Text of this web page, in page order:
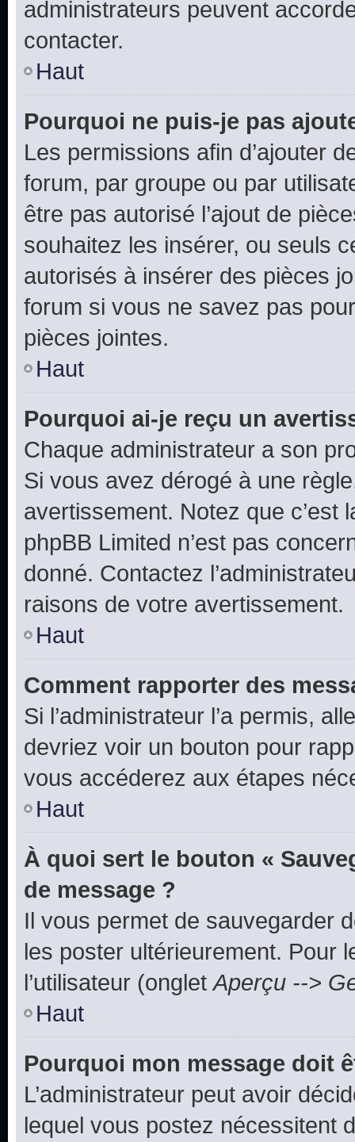
administrateurs peuvent
contacter.
Haut
Pourquoi ne puis-je pas
Les permissions afin d’ajouter
forum, par groupe ou par
être pas autorisé l’ajout de
souhaitez les insérer, ou seuls
autorisés à insérer des pièces
forum si vous ne savez pas
pièces jointes.
Haut
Pourquoi ai-je reçu un
Chaque administrateur a son
Si vous avez dérogé à une
avertissement. Notez que c’est
phpBB Limited n’est pas
donné. Contactez
raisons de votre avertissement.
Haut
Comment rapporter des
Si l’administrateur l’a permis,
devriez voir un bouton pour
vous accéderez aux étapes
Haut
À quoi sert le bouton «
de message ?
Il vous permet de sauvegarder
les poster ultérieurement. Pour
l’utilisateur (ongletAperçu -->
Haut
Pourquoi mon message doit
L’administrateur peut avoir
lequel vous postez nécessitent